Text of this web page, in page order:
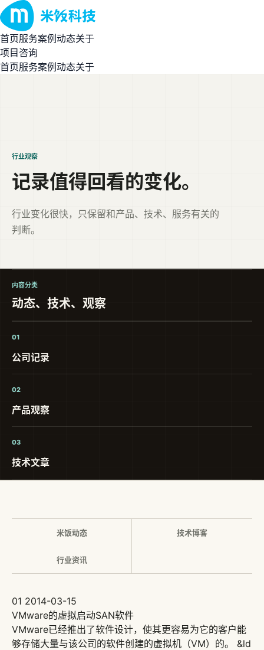
首页服务案例动态关于
项目咨询
首页服务案例动态关于
行业观察
记录值得回看的变化。
行业变化很快，只保留和产品、技术、服务有关的
判断。
内容分类
动态、技术、观察
01
公司记录
02
产品观察
03
技术文章
米饭动态 技术博客
行业资讯
01 2014-03-15
VMware的虚拟启动SAN软件
VMware已经推出了软件设计，使其更容易为它的客户能
够存储大量与该公司的软件创建的虚拟机（VM）的。 &ld